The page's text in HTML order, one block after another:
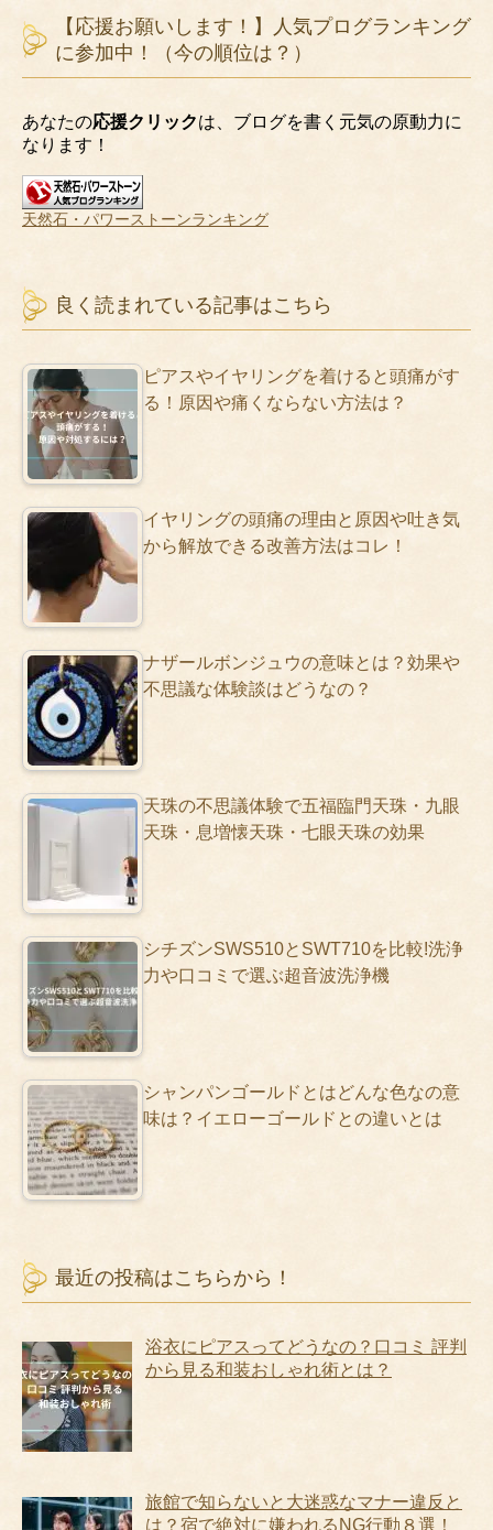
【応援お願いします！】人気プログランキング
に参加中！（今の順位は？）
あなたの応援クリックは、ブログを書く元気の原動力に
なります！
天然石・パワーストーンランキング
良く読まれている記事はこちら
ピアスやイヤリングを着けると頭痛がす
る！原因や痛くならない方法は？
イヤリングの頭痛の理由と原因や吐き気
から解放できる改善方法はコレ！
ナザールボンジュウの意味とは？効果や
不思議な体験談はどうなの？
天珠の不思議体験で五福臨門天珠・九眼
天珠・息増懐天珠・七眼天珠の効果
シチズンSWS510とSWT710を比較!洗浄
力や口コミで選ぶ超音波洗浄機
シャンパンゴールドとはどんな色なの意
味は？イエローゴールドとの違いとは
最近の投稿はこちらから！
浴衣にピアスってどうなの？口コミ 評判
から見る和装おしゃれ術とは？
旅館で知らないと大迷惑なマナー違反と
は？宿で絶対に嫌われるNG行動８選！